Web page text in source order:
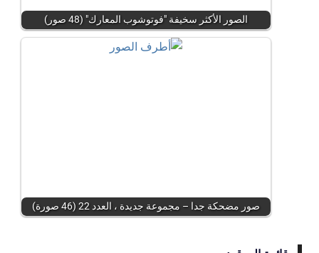
الصور الأكثر سخيفة "فوتوشوب المعارك" (48 صور)
صور مضحكة جدا – مجموعة جديدة ، العدد 22 (46 صورة)